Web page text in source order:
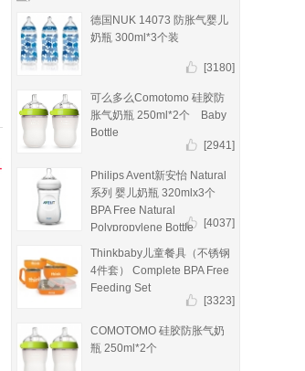
德国NUK 14073 防胀气婴儿
奶瓶 300ml*3个装
[3180]
可么多么Comotomo 硅胶防
胀气奶瓶 250ml*2个 Baby
Bottle
[2941]
Philips Avent新安怡 Natural
系列 婴儿奶瓶 320mlx3个
BPA Free Natural
Polypropylene Bottle
[4037]
Thinkbaby儿童餐具（不锈钢
4件套） Complete BPA Free
Feeding Set
[3323]
COMOTOMO 硅胶防胀气奶
瓶 250ml*2个